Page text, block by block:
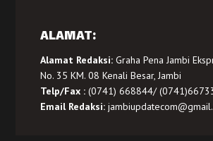
ALAMAT:
Alamat Redaksi:Graha Pena Jambi
No. 35 KM. 08 Kenali Besar, Jambi
Telp/Fax :(0741) 668844/
Email Redaksi: